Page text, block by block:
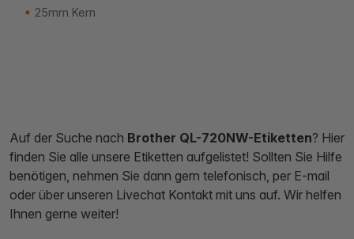
25mm Kern
Auf der Suche nach Brother QL-720NW-Etiketten? Hier
finden Sie alle unsere Etiketten aufgelistet! Sollten Sie Hilfe
benötigen, nehmen Sie dann gern telefonisch, per E-mail
oder über unseren Livechat Kontakt mit uns auf. Wir helfen
Ihnen gerne weiter!